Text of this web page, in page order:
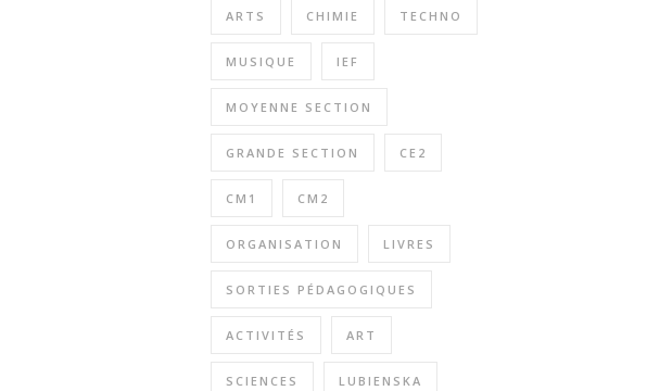
ARTS CHIMIE TECHNO
MUSIQUE IEF
MOYENNE SECTION
GRANDE SECTION CE2
CM1 CM2
ORGANISATION LIVRES
SORTIES PÉDAGOGIQUES
ACTIVITÉS ART
SCIENCES LUBIENSKA